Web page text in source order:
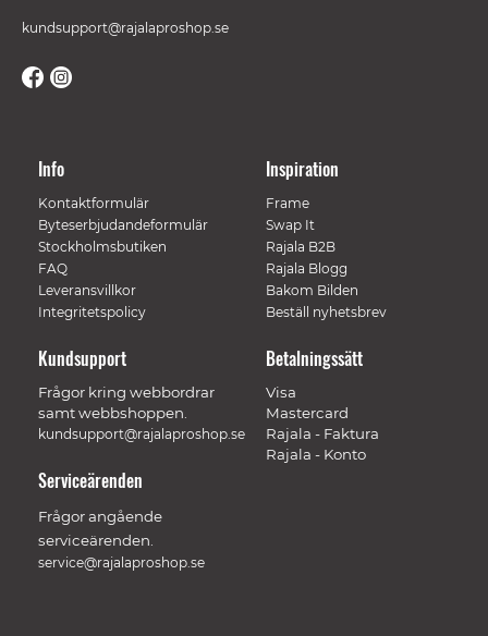
kundsupport@rajalaproshop.se
Info
Kontaktformulär
Byteserbjudandeformulär
Stockholmsbutiken
FAQ
Leveransvillkor
Integritetspolicy
Inspiration
Frame
Swap It
Rajala B2B
Rajala Blogg
Bakom Bilden
Beställ nyhetsbrev
Betalningssätt
Visa
Mastercard
Rajala - Faktura
Rajala - Konto
Kundsupport
Frågor kring webbordrar
samt webbshoppen.
kundsupport@rajalaproshop.se
Serviceärenden
Frågor angående
serviceärenden.
service@rajalaproshop.se